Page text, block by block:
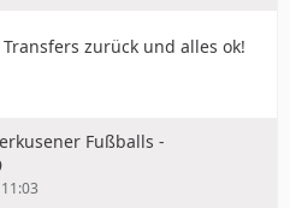
zurück und alles ok!
Fußballs -